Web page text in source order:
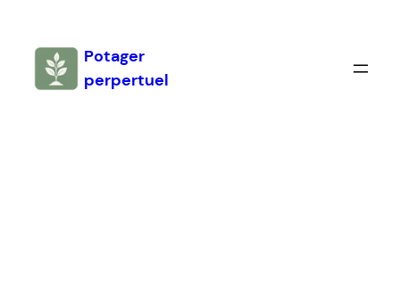
contenu
Potager
perpertuel